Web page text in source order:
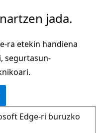
jada.
ra etekin handiena
segurtasun-
Edge-ri buruzko